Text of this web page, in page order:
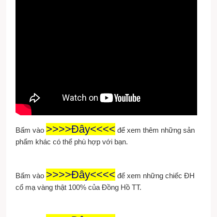
Bấm vào >>>>Đây<<<< để xem thêm những sản
phẩm khác có thể phù hợp với bạn.
Bấm vào >>>>Đây<<<< để xem những chiếc ĐH
cổ mạ vàng thật 100% của Đồng Hồ TT.